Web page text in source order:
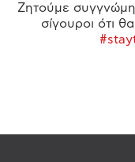
Ζητούμε συγγνώμη
σίγουροι ότι